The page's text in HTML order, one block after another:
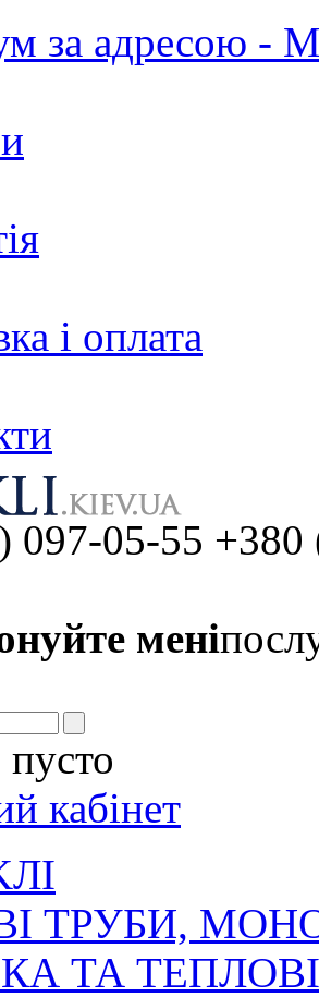
за адресою - М.
і оплата
097-05-55
мені
кабінет
ТРУБИ,
ТА